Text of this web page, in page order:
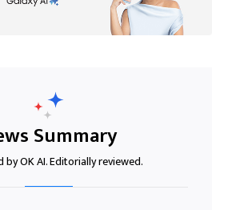
Summary
by OK AI. Editorially reviewed.